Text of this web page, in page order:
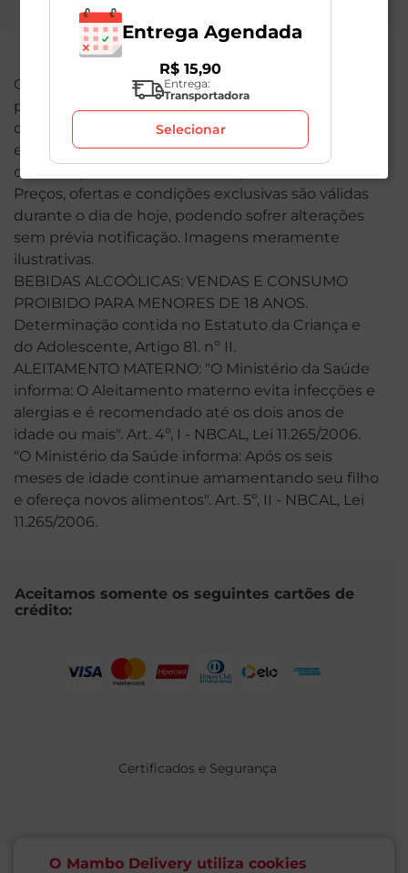
O Mambo Delivery utiliza cookies
O valor total de sua compra poderá ser alterado
por conta dos produtos de peso variável. Em caso
de indisponibilidade, o produto não será entregue
e, por isso, o valor correspondente não será
cobrado, podendo ser alterado para menos.
Preços, ofertas e condições exclusivas são válidas
durante o dia de hoje, podendo sofrer alterações
sem prévia notificação. Imagens meramente
ilustrativas.
BEBIDAS ALCOÓLICAS: VENDAS E CONSUMO
PROIBIDO PARA MENORES DE 18 ANOS.
Determinação contida no Estatuto da Criança e
do Adolescente, Artigo 81. nº II.
ALEITAMENTO MATERNO: "O Ministério da Saúde
informa: O Aleitamento materno evita infecções e
alergias e é recomendado até os dois anos de
idade ou mais". Art. 4º, I - NBCAL, Lei 11.265/2006.
"O Ministério da Saúde informa: Após os seis
meses de idade continue amamentando seu filho
e ofereça novos alimentos". Art. 5º, II - NBCAL, Lei
11.265/2006.
Aceitamos somente os seguintes cartões de
crédito:
Certificados e Segurança
Entrega Agendada
R$ 15,90
Entrega:
Transportadora
Selecionar